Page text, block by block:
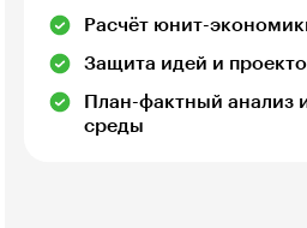
Расчёт юнит-
Защита идей и
План-фактный анализ
среды